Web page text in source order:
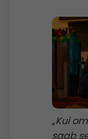
„Kui
saab